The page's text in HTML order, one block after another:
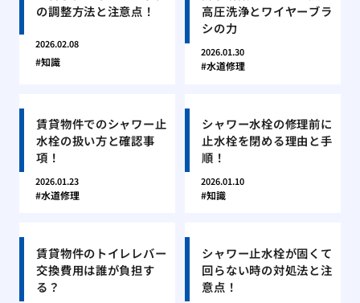
の調整方法と注意点！
2026.02.08
知識
高圧洗浄とワイヤーブラ
シの力
2026.01.30
水道修理
賃貸物件でのシャワー止
水栓の扱い方と確認事
項！
2026.01.23
水道修理
シャワー水栓の修理前に
止水栓を閉める理由と手
順！
2026.01.10
知識
賃貸物件のトイレレバー
交換費用は誰が負担す
る？
シャワー止水栓が固くて
回らない時の対処法と注
意点！